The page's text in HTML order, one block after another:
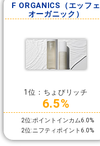
F ORGANICS（エッフェ
オーガニック）
1位：ちょびリッチ
6.5%
2位:ポイントインカム6.0%
2位:ニフティポイント6.0%